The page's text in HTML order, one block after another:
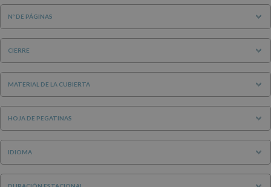
Nº DE PÁGINAS
CIERRE
MATERIAL DE LA CUBIERTA
HOJA DE PEGATINAS
IDIOMA